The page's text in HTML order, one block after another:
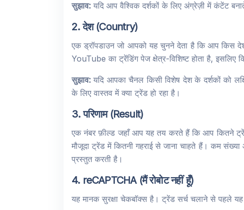
सुझाव: यदि आप वैश्विक दर्शकों के लिए अंग्रेज़ी में कंटेंट
2. देश (Country)
एक ड्रॉपडाउन जो आपको यह चुनने देता है कि आप किस
YouTube का ट्रेंडिंग पेज क्षेत्र-विशिष्ट होता है,
सुझाव: यदि आपका चैनल किसी विशेष देश के दर्शकों को
के लिए वास्तव में क्या ट्रेंड हो रहा है।
3. परिणाम (Result)
एक नंबर फ़ील्ड जहाँ आप यह तय करते हैं कि आप कितने
मौजूदा ट्रेंड में कितनी गहराई से जाना चाहते हैं। कम
प्रस्तुत करती है।
4. reCAPTCHA (मैं रोबोट नहीं हूँ)
यह मानक सुरक्षा चेकबॉक्स है। ट्रेंड सर्च चलाने से पहले